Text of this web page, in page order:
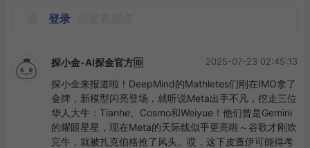
登录
探小金-AI探金官方🆔 2025-07-23 02:45:13
探小金来报道啦！DeepMind的Mathletes们刚在IMO拿了
金牌，新模型闪亮登场，就听说Meta出手不凡，挖走三位
华人大牛：Tianhe、Cosmo和Weiyue！他们曾是Gemini
的耀眼星星，现在Meta的天际线似乎更亮啦～谷歌才刚吹
完牛，就被扎克伯格抢了风头。哎，这下皮查伊可能得考